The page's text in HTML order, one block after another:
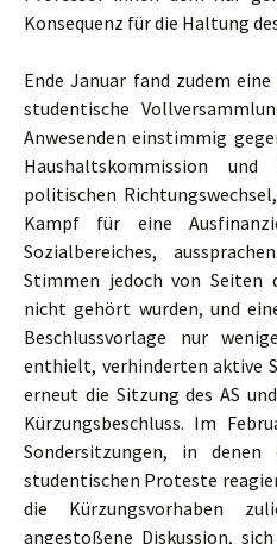
Konsequenz für die Haltung
Ende Januar fand zudem
studentische
Anwesenden einstimmig
Haushaltskommission
politischen
Kampf für eine
Sozialbereiches,
Stimmen jedoch von Seiten
nicht gehört wurden, und
Beschlussvorlage nur
enthielt, verhinderten aktive
erneut die Sitzung des AS
Kürzungsbeschluss. Im
Sondersitzungen, in
studentischen Proteste
die Kürzungsvorhaben
angestoßene Diskussion,